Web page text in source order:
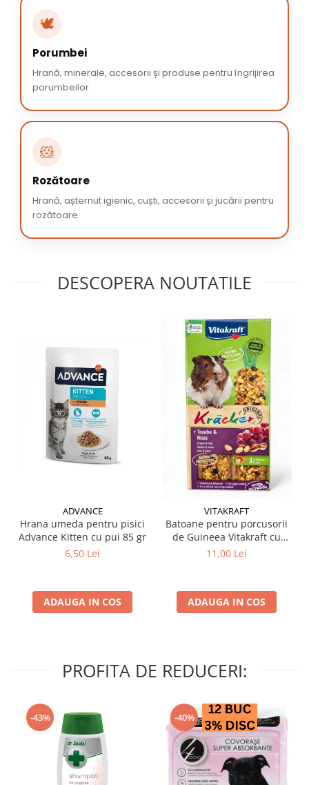
🕊️
Porumbei
Hrană, minerale, accesorii și produse pentru îngrijirea
porumbeilor.
🐹
Rozătoare
Hrană, așternut igienic, cuști, accesorii și jucării pentru
rozătoare.
DESCOPERA NOUTATILE
ADVANCE
Hrana umeda pentru pisici
Advance Kitten cu pui 85 gr
6,50 Lei
ADAUGA IN COS
VITAKRAFT
Batoane pentru porcusorii
de Guineea Vitakraft cu
struguri & nuci 2 buc
11,00 Lei
ADAUGA IN COS
PROFITA DE REDUCERI:
-43% -40%